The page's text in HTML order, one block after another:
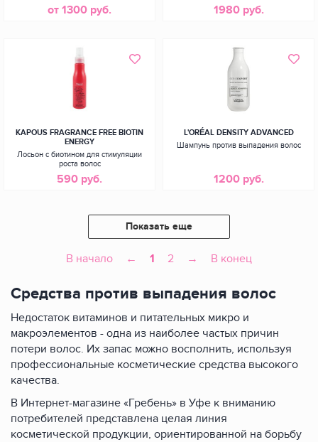
от 1300 руб. 1980 руб.
KAPOUS FRAGRANCE FREE BIOTIN
ENERGY
Лосьон с биотином для стимуляции
роста волос
590 руб.
L'ORÉAL DENSITY ADVANCED
Шампунь против выпадения волос
1200 руб.
Показать еще
В начало ← 1 2 → В конец
Средства против выпадения волос
Недостаток витаминов и питательных микро и
макроэлементов - одна из наиболее частых причин
потери волос. Их запас можно восполнить, используя
профессиональные косметические средства высокого
качества.
В Интернет-магазине «Гребень» в Уфе к вниманию
потребителей представлена целая линия
косметической продукции, ориентированной на борьбу